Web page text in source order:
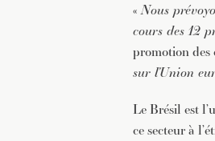
«Nous
cours des 12
promotion
sur l’Union
Le Brésil est
ce secteur à